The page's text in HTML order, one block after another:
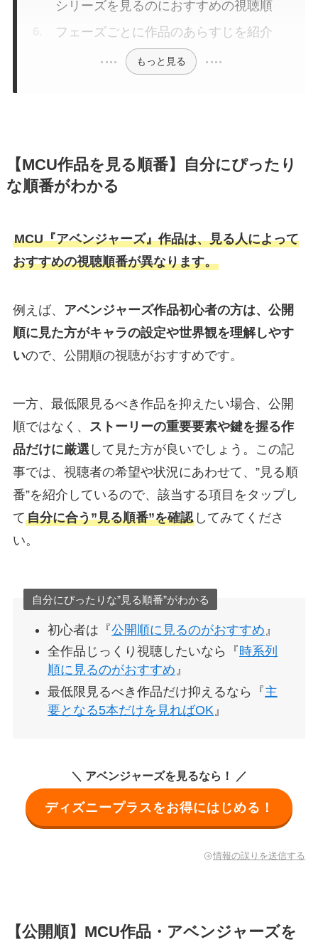
シリーズを見るのにおすすめの視聴順
フェーズごとに作品のあらすじを紹介
もっと見る
【MCU作品を見る順番】自分にぴったり
な順番がわかる
MCU『アベンジャーズ』作品は、見る人によって
おすすめの視聴順番が異なります。
例えば、 アベンジャーズ作品初心者の方は、公開
順に見た方がキャラの設定や世界観を理解しやす
いので、公開順の視聴がおすすめです。
一方、最低限見るべき作品を抑えたい場合、公開
順ではなく、
ストーリーの重要要素や鍵を握る作
品だけに厳選 して見た方が良いでしょう。この記
事では、視聴者の希望や状況にあわせて、”見る順
番”を紹介しているので、該当する項目をタップし
て自分に合う”見る順番”を確認してみてくださ
い。
自分にぴったりな”見る順番”がわかる
初心者は『公開順に見るのがおすすめ 』
全作品じっくり視聴したいなら『時系列
順に見るのがおすすめ』
最低限見るべき作品だけ抑えるなら『主
要となる5本だけを見ればOK 』
＼ アベンジャーズを見るなら！ ／
ディズニープラスをお得にはじめる！
情報の誤りを送信する
【公開順】MCU作品・アベンジャーズを